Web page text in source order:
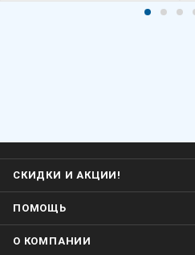
СКИДКИ И АКЦИИ!
ПОМОЩЬ
О КОМПАНИИ